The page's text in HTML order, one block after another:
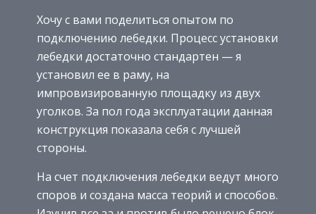
Хочу с вами поделиться опытом по
подключению лебедки. Процесс установки
лебедки достаточно стандартен — я
установил ее в раму, на
импровизированную площадку из двух
уголков. За пол года эксплуатации данная
конструкция показала себя с лучшей
стороны.
На счет подключения лебедки ведут много
споров и создана масса теорий и способов.